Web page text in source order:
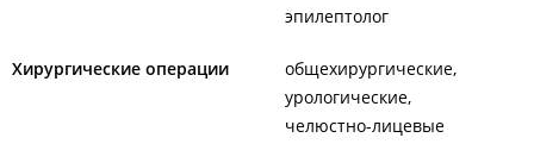
эпилептолог
Хирургические операции
общехирургические
урологические
челюстно-лицевые